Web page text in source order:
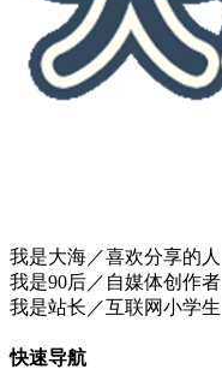
我是大海／喜欢分享的人
我是90后／自媒体创作者
我是站长／互联网小学生
快速导航